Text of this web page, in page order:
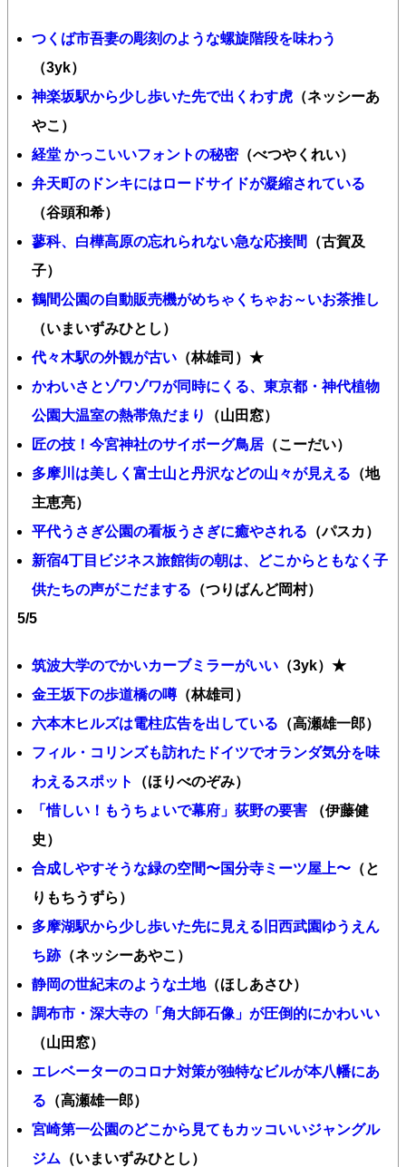
つくば市吾妻の彫刻のような螺旋階段を味わう
（3yk）
神楽坂駅から少し歩いた先で出くわす虎 （ネッシーあ
やこ）
経堂 かっこいいフォントの秘密（べつやくれい）
弁天町のドンキにはロードサイドが凝縮されている
（谷頭和希）
蓼科、白樺高原の忘れられない急な応接間
（古賀及
子）
鶴間公園の自動販売機がめちゃくちゃお～いお茶推し
（いまいずみひとし）
代々木駅の外観が古い （林雄司）★
かわいさとゾワゾワが同時にくる、東京都・神代植物
公園大温室の熱帯魚だまり
（山田窓）
匠の技！今宮神社のサイボーグ鳥居 （こーだい）
多摩川は美しく富士山と丹沢などの山々が見える （地
主恵亮）
平代うさぎ公園の看板うさぎに癒やされる （パスカ）
新宿4丁目ビジネス旅館街の朝は、どこからともなく子
供たちの声がこだまする （つりばんど岡村）
5/5
筑波大学のでかいカーブミラーがいい （3yk）★
金王坂下の歩道橋の噂（林雄司）
六本木ヒルズは電柱広告を出している （高瀬雄一郎）
フィル・コリンズも訪れたドイツでオランダ気分を味
わえるスポット
（ほりべのぞみ）
「惜しい！もうちょいで幕府」荻野の要害
（伊藤健
史）
合成しやすそうな緑の空間〜国分寺ミーツ屋上〜 （と
りもちうずら）
多摩湖駅から少し歩いた先に見える旧西武園ゆうえん
ち跡（ネッシーあやこ）
静岡の世紀末のような土地（ほしあさひ）
調布市・深大寺の「角大師石像」が圧倒的にかわいい
（山田窓）
エレベーターのコロナ対策が独特なビルが本八幡にあ
る （高瀬雄一郎）
宮崎第一公園のどこから見てもカッコいいジャングル
ジム （いまいずみひとし）